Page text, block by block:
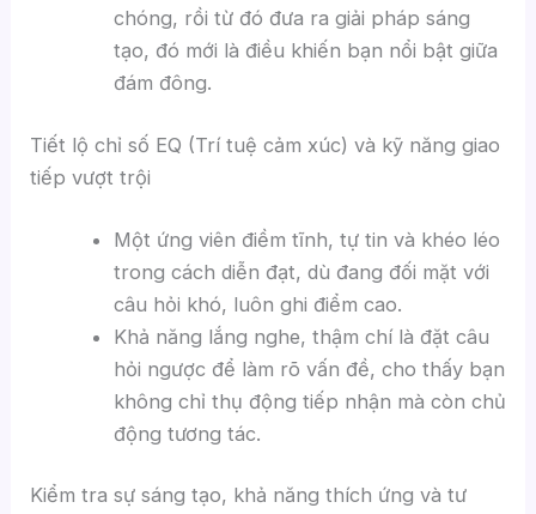
chóng, rồi từ đó đưa ra giải pháp sáng
tạo, đó mới là điều khiến bạn nổi bật giữa
đám đông.
Tiết lộ chỉ số EQ (Trí tuệ cảm xúc) và kỹ năng giao
tiếp vượt trội
Một ứng viên điềm tĩnh, tự tin và khéo léo
trong cách diễn đạt, dù đang đối mặt với
câu hỏi khó, luôn ghi điểm cao.
Khả năng lắng nghe, thậm chí là đặt câu
hỏi ngược để làm rõ vấn đề, cho thấy bạn
không chỉ thụ động tiếp nhận mà còn chủ
động tương tác.
Kiểm tra sự sáng tạo, khả năng thích ứng và tư